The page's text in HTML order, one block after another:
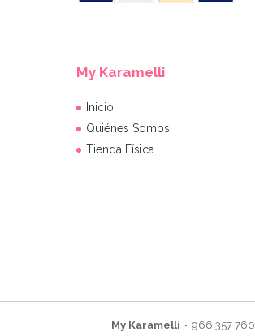
My Karamelli
Inicio
Quiénes Somos
Tienda Física
My Karamelli 966 357 760